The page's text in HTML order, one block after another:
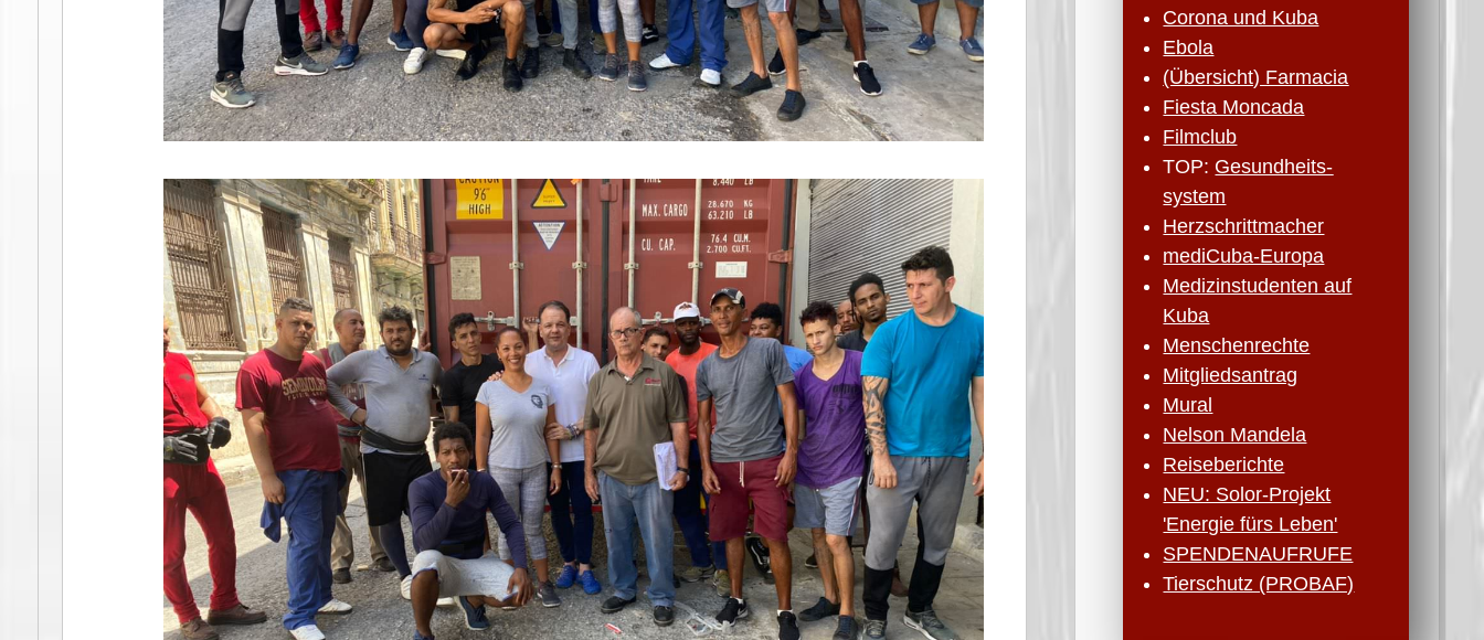
Corona und Kuba
Ebola
(Übersicht) Farmacia
Fiesta Moncada
Filmclub
TOP: Gesundheits­
system
Herzschritt­macher
mediCuba-Europa
Medizinstudenten auf
Kuba
Menschenrechte
Mitgliedsantrag
Mural
Nelson Mandela
Reiseberichte
NEU: Solor-Projekt
'Energie fürs Leben'
SPENDENAUFRUFE
Tierschutz (PROBAF)